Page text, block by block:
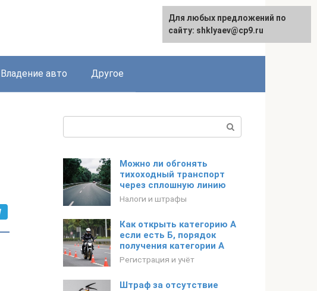
Владение авто Другое
Можно ли обгонять
тихоходный транспорт
через сплошную линию
Налоги и штрафы
Как открыть категорию A
если есть Б, порядок
получения категории А
Регистрация и учёт
Штраф за отсутствие
Для любых предложений по
сайту: shklyaev@cp9.ru